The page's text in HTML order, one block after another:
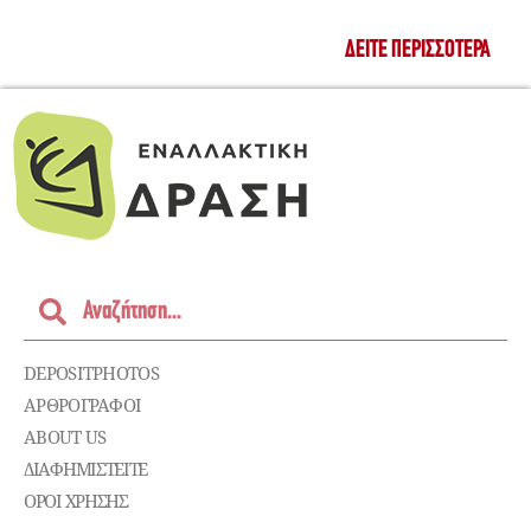
ΔΕΊΤΕ ΠΕΡΙΣΣΌΤΕΡΑ
DEPOSITPHOTOS
ΑΡΘΡΟΓΡΑΦΟΙ
ABOUT US
ΔΙΑΦΗΜΙΣΤΕΊΤΕ
ΌΡΟΙ ΧΡΉΣΗΣ